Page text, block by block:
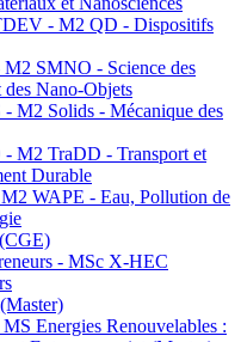
- M2 QD - Dispositifs
SMNO - Science des
Nano-Objets
M2 Solids - Mécanique des
M2 TraDD - Transport et
Durable
WAPE - Eau, Pollution de
- MSc X-HEC
Energies Renouvelables :